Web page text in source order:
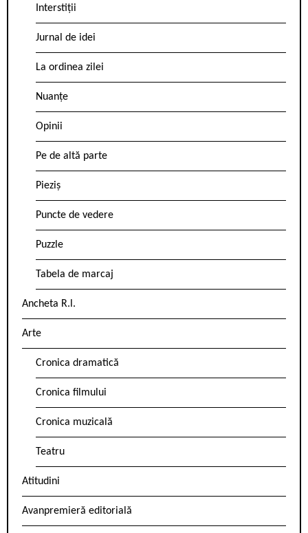
Interstiții
Jurnal de idei
La ordinea zilei
Nuanțe
Opinii
Pe de altă parte
Pieziș
Puncte de vedere
Puzzle
Tabela de marcaj
Ancheta R.l.
Arte
Cronica dramatică
Cronica filmului
Cronica muzicală
Teatru
Atitudini
Avanpremieră editorială